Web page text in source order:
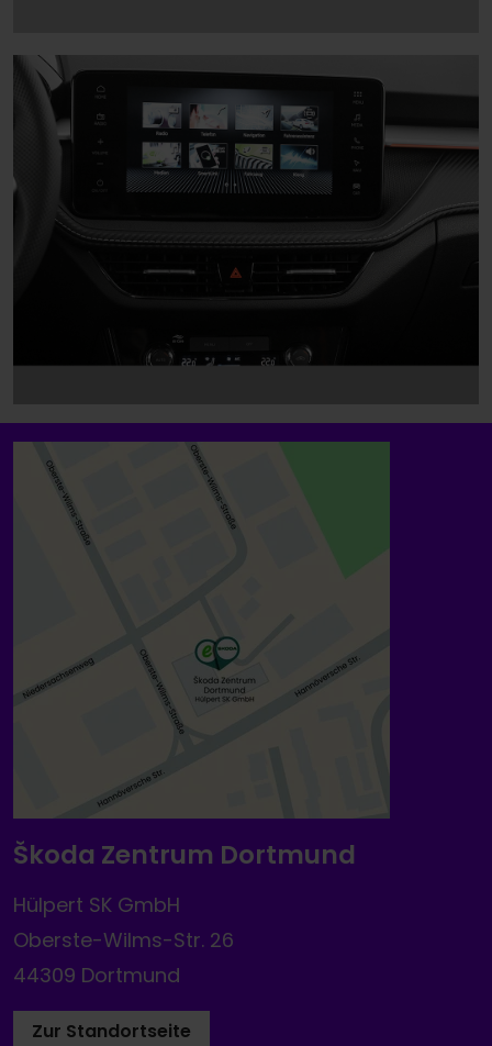
Škoda Zentrum Dortmund
Hülpert SK GmbH
Oberste-Wilms-Str. 26
44309 Dortmund
Zur Standortseite